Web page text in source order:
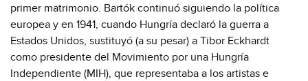
primer matrimonio. Bartók continuó siguiendo la política
europea y en 1941, cuando Hungría declaró la guerra a
Estados Unidos, sustituyó (a su pesar) a Tibor Eckhardt
como presidente del Movimiento por una Hungría
Independiente (MIH), que representaba a los artistas e